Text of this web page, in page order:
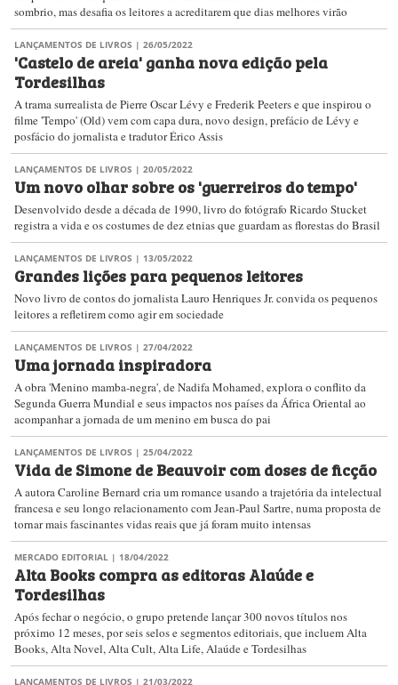
sombrio, mas desafia os leitores a acreditarem que dias melhores virão
LANÇAMENTOS DE LIVROS | 26/05/2022
'Castelo de areia' ganha nova edição pela
Tordesilhas
A trama surrealista de Pierre Oscar Lévy e Frederik Peeters e que inspirou o
filme 'Tempo' (Old) vem com capa dura, novo design, prefácio de Lévy e
posfácio do jornalista e tradutor Érico Assis
LANÇAMENTOS DE LIVROS | 20/05/2022
Um novo olhar sobre os 'guerreiros do tempo'
Desenvolvido desde a década de 1990, livro do fotógrafo Ricardo Stucket
registra a vida e os costumes de dez etnias que guardam as florestas do Brasil
LANÇAMENTOS DE LIVROS | 13/05/2022
Grandes lições para pequenos leitores
Novo livro de contos do jornalista Lauro Henriques Jr. convida os pequenos
leitores a refletirem como agir em sociedade
LANÇAMENTOS DE LIVROS | 27/04/2022
Uma jornada inspiradora
A obra 'Menino mamba-negra', de Nadifa Mohamed, explora o conflito da
Segunda Guerra Mundial e seus impactos nos países da África Oriental ao
acompanhar a jornada de um menino em busca do pai
LANÇAMENTOS DE LIVROS | 25/04/2022
Vida de Simone de Beauvoir com doses de ficção
A autora Caroline Bernard cria um romance usando a trajetória da intelectual
francesa e seu longo relacionamento com Jean-Paul Sartre, numa proposta de
tornar mais fascinantes vidas reais que já foram muito intensas
MERCADO EDITORIAL | 18/04/2022
Alta Books compra as editoras Alaúde e
Tordesilhas
Após fechar o negócio, o grupo pretende lançar 300 novos títulos nos
próximo 12 meses, por seis selos e segmentos editoriais, que incluem Alta
Books, Alta Novel, Alta Cult, Alta Life, Alaúde e Tordesilhas
LANÇAMENTOS DE LIVROS | 21/03/2022